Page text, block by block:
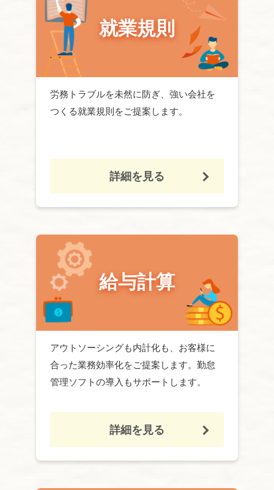
就業規則
労務 トラブルを未然に防ぎ、強い会社を
つくる就業規則 をご提案します。
詳細を見る
給与計算
アウトソーシングも内計化も、お客様に
合った業務効率化をご提案します。勤怠
管理ソフトの導入もサポートします。
詳細を見る